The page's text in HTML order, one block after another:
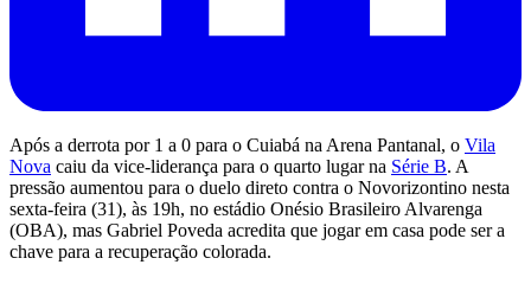
Após a derrota por 1 a 0 para o Cuiabá na Arena Pantanal, o Vila
Nova caiu da vice-liderança para o quarto lugar na Série B. A
pressão aumentou para o duelo direto contra o Novorizontino nesta
sexta-feira (31), às 19h, no estádio Onésio Brasileiro Alvarenga
(OBA), mas Gabriel Poveda acredita que jogar em casa pode ser a
chave para a recuperação colorada.